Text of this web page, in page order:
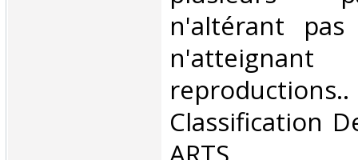
n'altérant
Classification